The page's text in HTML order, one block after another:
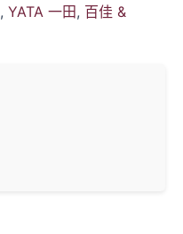
,YATA 一田, 百佳 &